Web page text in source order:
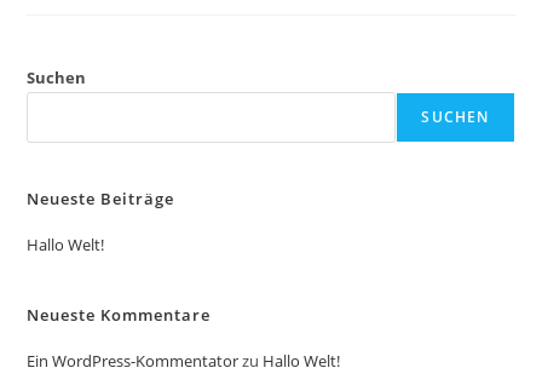
Suchen
SUCHEN
Neueste Beiträge
Hallo Welt!
Neueste Kommentare
Ein WordPress-Kommentatorzu Hallo Welt!